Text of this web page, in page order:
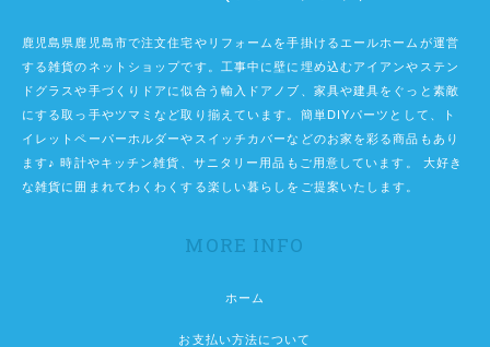
鹿児島県鹿児島市で注文住宅やリフォームを手掛けるエールホームが運営
する雑貨のネットショップです。工事中に壁に埋め込むアイアンやステン
ドグラスや手づくりドアに似合う輸入ドアノブ、家具や建具をぐっと素敵
にする取っ手やツマミなど取り揃えています。簡単DIYパーツとして、ト
イレットペーパーホルダーやスイッチカバーなどのお家を彩る商品もあり
ます♪ 時計やキッチン雑貨、サニタリー用品もご用意しています。 大好き
な雑貨に囲まれてわくわくする楽しい暮らしをご提案いたします。
MORE INFO
ホーム
お支払い方法について